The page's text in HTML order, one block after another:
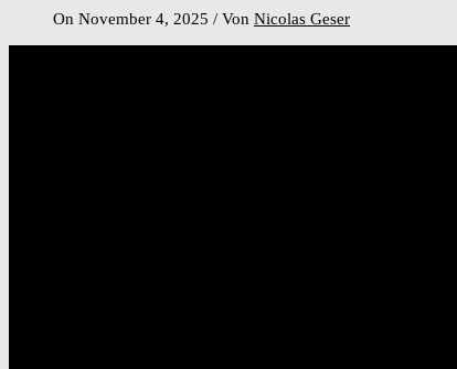
On November 4, 2025 / Von Nicolas Geser